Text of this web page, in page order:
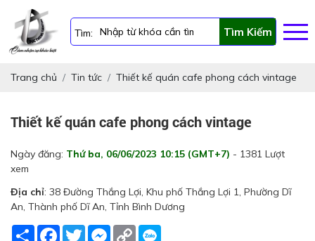
Tìm: Tìm Kiếm
Trang chủ Tin tức Thiết kế quán cafe phong cách vintage
Thiết kế quán cafe phong cách vintage
Ngày đăng: Thứ ba, 06/06/2023 10:15 (GMT+7) - 1381 Lượt
xem
Địa chỉ: 38 Đường Thắng Lợi, Khu phố Thắng Lợi 1, Phường Dĩ
An, Thành phố Dĩ An, Tỉnh Bình Dương
Share Facebook
TwitterMessenger
Copy